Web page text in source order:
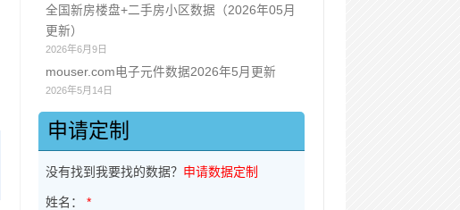
全国新房楼盘+二手房小区数据（2026年05月
更新）
2026年6月9日
mouser.com电子元件数据2026年5月更新
2026年5月14日
申请定制
没有找到我要找的数据？ 申请数据定制
姓名：*